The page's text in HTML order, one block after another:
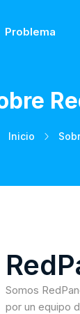
Problema
Inicio
Somos
por un equipo